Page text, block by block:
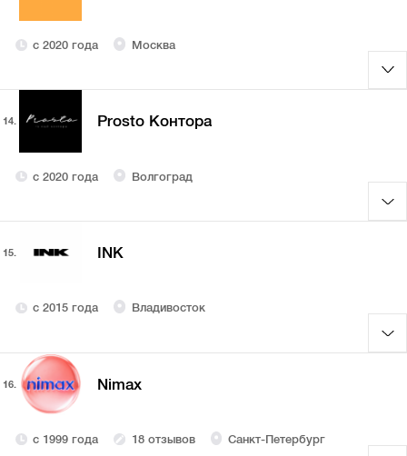
с 2020 года Москва
14. Prosto Контора
с 2020 года Волгоград
15. INK
с 2015 года Владивосток
16. Nimax
с 1999 года 18 отзывов Санкт-Петербург